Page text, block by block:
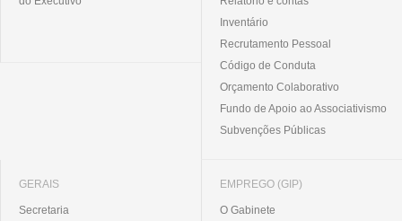
Inventário
Recrutamento Pessoal
Código de Conduta
Orçamento Colaborativo
Fundo de Apoio ao Associativismo
Subvenções Públicas
GERAIS
Secretaria
EMPREGO (GIP)
O Gabinete